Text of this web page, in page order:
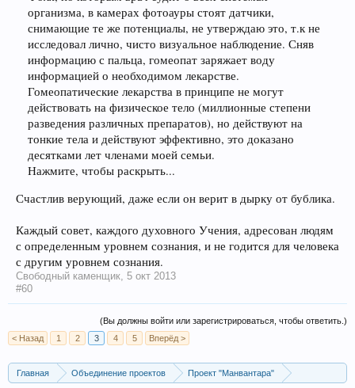
организма, в камерах фотоауры стоят датчики,
снимающие те же потенциалы, не утверждаю это, т.к не
исследовал лично, чисто визуальное наблюдение. Сняв
информацию с пальца, гомеопат заряжает воду
информацией о необходимом лекарстве.
Гомеопатические лекарства в принципе не могут
действовать на физическое тело (миллионные степени
разведения различных препаратов), но действуют на
тонкие тела и действуют эффективно, это доказано
десятками лет членами моей семьи.
Нажмите, чтобы раскрыть...
Счастлив верующий, даже если он верит в дырку от бублика.
Каждый совет, каждого духовного Учения, адресован людям
с определенным уровнем сознания, и не годится для человека
с другим уровнем сознания.
Свободный каменщик 5 окт 2013
#60
(Вы должны войти или зарегистрироваться, чтобы ответить.)
< Назад
1 2 3 4 5 Вперёд >
Главная Объединение проектов
Проект "Манвантара"